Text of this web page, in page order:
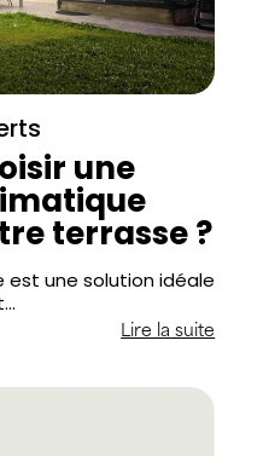
une
terrasse ?
est une solution idéale
Lire la suite